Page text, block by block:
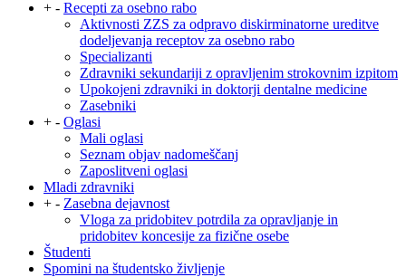
+ - Recepti za osebno rabo
Aktivnosti ZZS za odpravo diskirminatorne ureditve
dodeljevanja receptov za osebno rabo
Specializanti
Zdravniki sekundariji z opravljenim strokovnim izpitom
Upokojeni zdravniki in doktorji dentalne medicine
Zasebniki
+ - Oglasi
Mali oglasi
Seznam objav nadomeščanj
Zaposlitveni oglasi
Mladi zdravniki
+ - Zasebna dejavnost
Vloga za pridobitev potrdila za opravljanje in
pridobitev koncesije za fizične osebe
Študenti
Spomini na študentsko življenje